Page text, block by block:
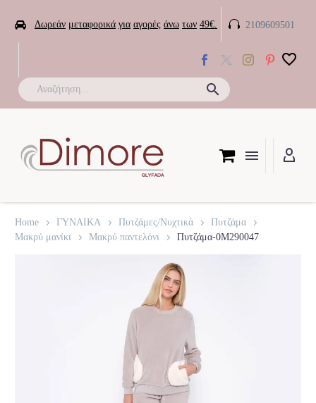
 Δωρεάν μεταφορικά για αγορές άνω των 49€. 
 2109609501
Home ΓΥΝΑΙΚΑ Πυτζάμες/Νυχτικά
Πυτζάμα
Μακρύ μανίκι
Μακρύ παντελόνι Πυτζάμα-0M290047